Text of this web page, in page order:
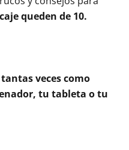
queden de 10.
tantas veces como
tu tableta o tu